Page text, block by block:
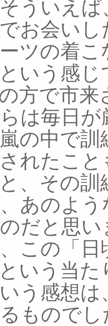
ういえ
お会い
ツの着
いう感じ
方で市来
は毎日
の中で
れたこ
、その
あのよ
だと思
この「
いう当
う感想
ものでし